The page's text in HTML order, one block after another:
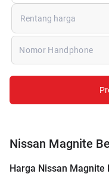
Rentang harga
Nomor Handphone
Nissan Magnite
Harga Nissan Magnite